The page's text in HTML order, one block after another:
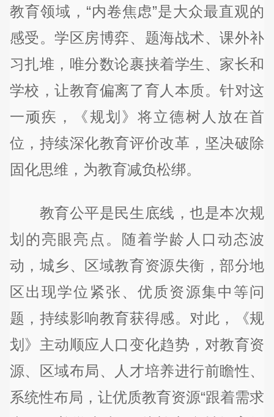
教育领域，“内卷焦虑”是大众最直观的
感受。学区房博弈、题海战术、课外补
习扎堆，唯分数论裹挟着学生、家长和
学校，让教育偏离了育人本质。针对这
一顽疾，《规划》将立德树人放在首
位，持续深化教育评价改革，坚决破除
固化思维，为教育减负松绑。
教育公平是民生底线，也是本次规
划的亮眼亮点。随着学龄人口动态波
动，城乡、区域教育资源失衡，部分地
区出现学位紧张、优质资源集中等问
题，持续影响教育获得感。对此，《规
划》主动顺应人口变化趋势，对教育资
源、区域布局、人才培养进行前瞻性、
系统性布局，让优质教育资源“跟着需求